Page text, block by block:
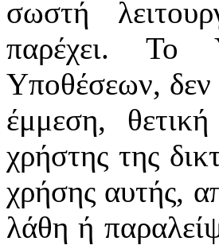
σωστή
παρέχει. Το
Υποθέσεων, δεν
έμμεση,
χρήστης της
χρήσης αυτής,
λάθη ή